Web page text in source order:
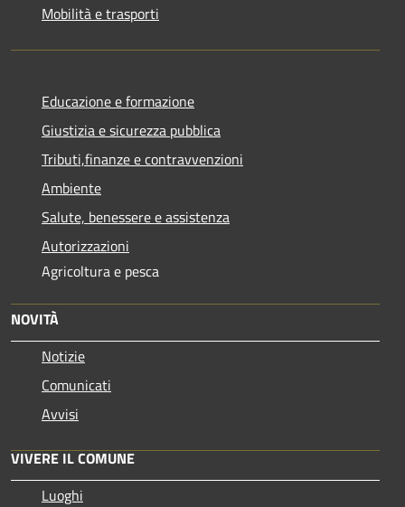
Mobilità e trasporti
Educazione e formazione
Giustizia e sicurezza pubblica
Tributi,finanze e contravvenzioni
Ambiente
Salute, benessere e assistenza
Autorizzazioni
Agricoltura e pesca
NOVITÀ
Notizie
Comunicati
Avvisi
VIVERE IL COMUNE
Luoghi